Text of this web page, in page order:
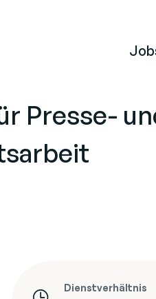
Presse-
Dienstverhältnis